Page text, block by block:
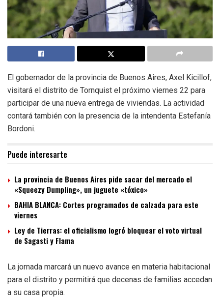
El gobernador de la provincia de Buenos Aires, Axel Kicillof,
visitará el distrito de Tornquist el próximo viernes 22 para
participar de una nueva entrega de viviendas. La actividad
contará también con la presencia de la intendenta Estefanía
Bordoni.
Puede interesarte
La provincia de Buenos Aires pide sacar del mercado el
«Squeezy Dumpling», un juguete «tóxico»
BAHIA BLANCA: Cortes programados de calzada para este
viernes
Ley de Tierras: el oficialismo logró bloquear el voto virtual
de Sagasti y Flama
La jornada marcará un nuevo avance en materia habitacional
para el distrito y permitirá que decenas de familias accedan
a su casa propia.